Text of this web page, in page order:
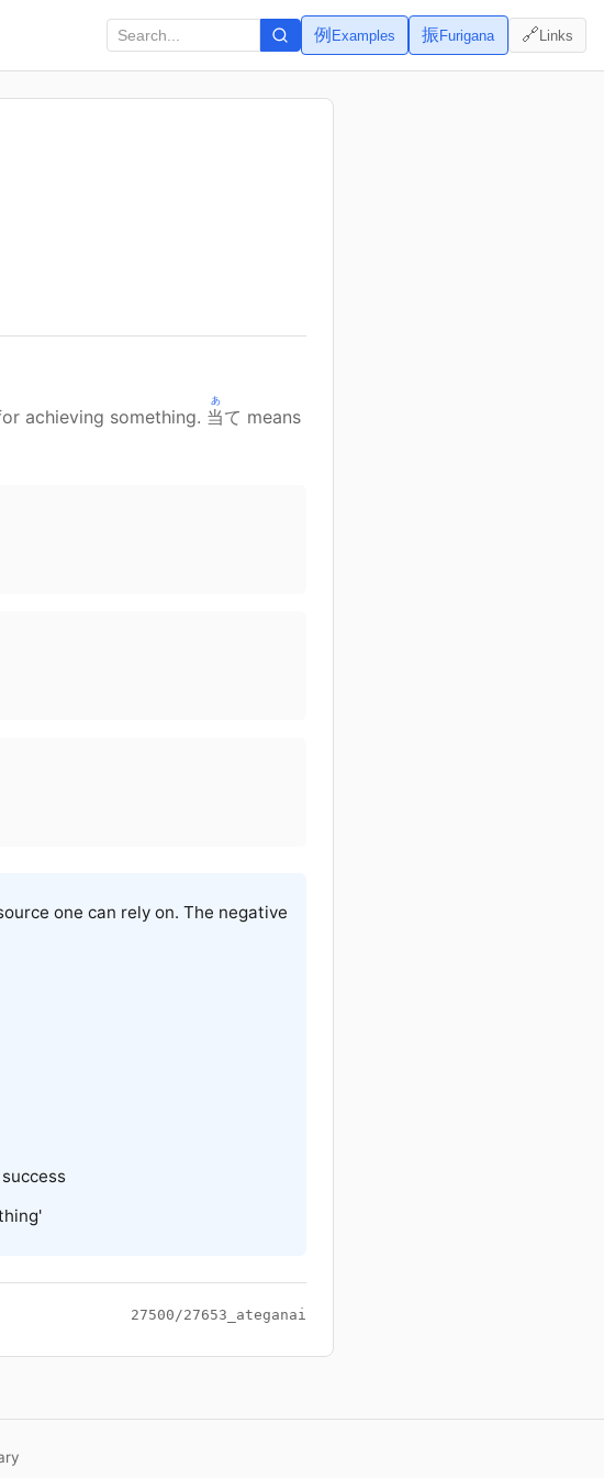
例 Examples 振Furigana 🔗Links
achieving something. 当
あ
て means
one can rely on. The negative
27500/27653_ateganai